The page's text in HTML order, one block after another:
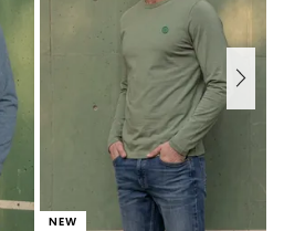
NEW